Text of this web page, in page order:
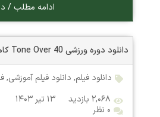
ادامه مطلب /
دانلود دوره ورزشی Tone Over 40 کاهش وزن و تناسب اندام
دانلود فیلم, دانلود فیلم آموزشی,
۲,۰۶۸ بازدید
۱۳ تیر ۱۴۰۳
۰ نظر